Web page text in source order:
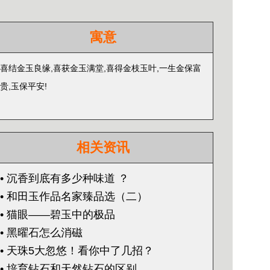
寓意
喜结金玉良缘,喜获金玉满堂,喜得金枝玉叶,一生金保富
贵,玉保平安!
相关资讯
• 沉香到底有多少种味道 ？
• 和田玉作品名家臻品选（二）
• 猫眼——碧玉中的极品
• 黑曜石怎么消磁
• 天珠5大忽悠！看你中了几招？